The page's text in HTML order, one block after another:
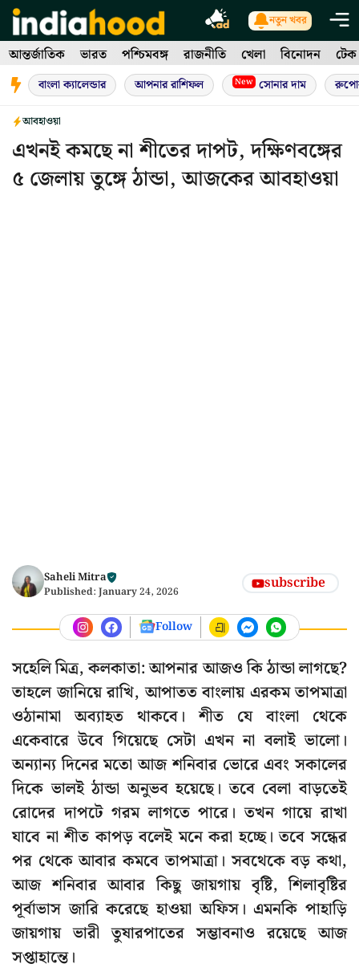
Skip
to
content
নতুন খবর
আন্তর্জাতিক ভারত পশ্চিমবঙ্গ রাজনীতি খেলা বিনোদন টেক
বাংলা ক্যালেন্ডার আপনার রাশিফল New সোনার দাম
আবহাওয়া
এখনই কমছে না শীতের দাপট, দক্ষিণবঙ্গের
৫ জেলায় তুঙ্গে ঠান্ডা, আজকের আবহাওয়া
Saheli Mitra
Published: January 24, 2026 subscribe
Follow
সহেলি মিত্র, কলকাতা: আপনার আজও কি ঠান্ডা লাগছে?
তাহলে জানিয়ে রাখি, আপাতত বাংলায় এরকম তাপমাত্রা
ওঠানামা অব্যাহত থাকবে। শীত যে বাংলা থেকে
একেবারে উবে গিয়েছে সেটা এখন না বলাই ভালো।
অন্যান্য দিনের মতো আজ শনিবার ভোরে এবং সকালের
দিকে ভালই ঠান্ডা অনুভব হয়েছে। তবে বেলা বাড়তেই
রোদের দাপটে গরম লাগতে পারে। তখন গায়ে রাখা
যাবে না শীত কাপড় বলেই মনে করা হচ্ছে। তবে সন্ধের
পর থেকে আবার কমবে তাপমাত্রা। সবথেকে বড় কথা,
আজ শনিবার আবার কিছু জায়গায় বৃষ্টি, শিলাবৃষ্টির
পূর্বাভাস জারি করেছে হাওয়া অফিস। এমনকি পাহাড়ি
জায়গায় ভারী তুষারপাতের সম্ভাবনাও রয়েছে আজ
সপ্তাহান্তে।